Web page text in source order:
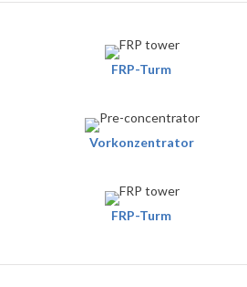
FRP-Turm
Vorkonzentrator
FRP-Turm